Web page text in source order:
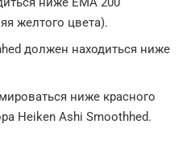
желтого цвета).
должен находиться ниже
ниже красного
Heiken Ashi Smoothhed.